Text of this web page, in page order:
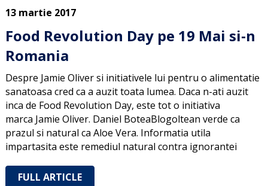
13 martie 2017
Food Revolution Day pe 19 Mai si-n
Romania
Despre Jamie Oliver si initiativele lui pentru o alimentatie
sanatoasa cred ca a auzit toata lumea. Daca n-ati auzit
inca de Food Revolution Day, este tot o initiativa
marca Jamie Oliver. Daniel BoteaBlogoltean verde ca
prazul si natural ca Aloe Vera. Informatia utila
impartasita este remediul natural contra ignorantei
FULL ARTICLE